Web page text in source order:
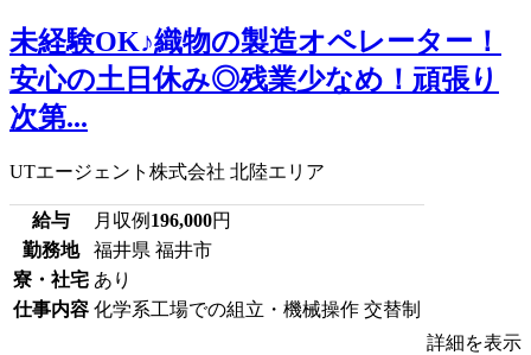
未経験OK♪織物の製造オペレーター！
安心の土日休み◎残業少なめ！頑張り
次第...
UTエージェント株式会社 北陸エリア
給与 月収例 196,000円
勤務地
福井県 福井市
寮・社宅 あり
仕事内容 化学系工場での組立・機械操作 交替制
詳細を表示